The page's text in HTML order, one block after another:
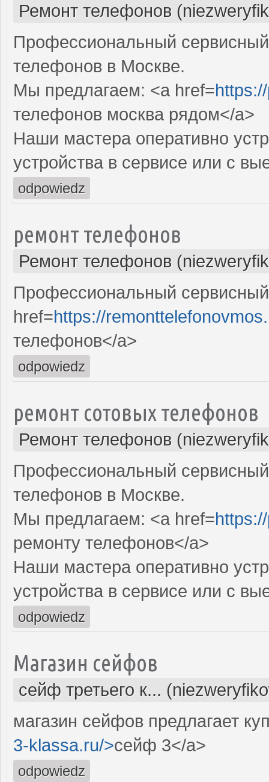
Ремонт телефонов
Профессиональный
телефонов в Москве.
Мы предлагаем: <a href=
телефонов москва рядом</a>
Наши мастера оперативно
устройства в сервисе или с
odpowiedz
ремонт телефонов
Ремонт телефонов
Профессиональный
href=https://
телефонов</a>
odpowiedz
ремонт сотовых телефонов
Ремонт телефонов
Профессиональный
телефонов в Москве.
Мы предлагаем: <a href=
ремонту телефонов</a>
Наши мастера оперативно
устройства в сервисе или с
odpowiedz
Магазин сейфов
сейф третьего к...
магазин сейфов предлагает
3-klassa.ru/>сейф 3</a>
odpowiedz